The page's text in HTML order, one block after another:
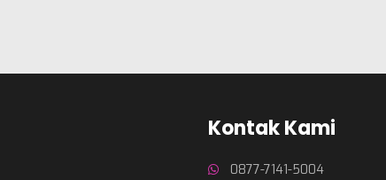
Kontak Kami
0877-7141-5004